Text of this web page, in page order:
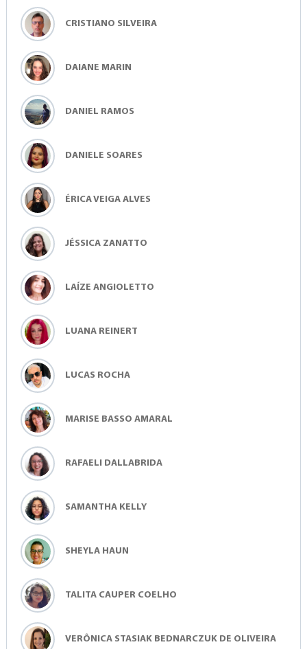
CRISTIANO SILVEIRA
DAIANE MARIN
DANIEL RAMOS
DANIELE SOARES
ÉRICA VEIGA ALVES
JÉSSICA ZANATTO
LAÍZE ANGIOLETTO
LUANA REINERT
LUCAS ROCHA
MARISE BASSO AMARAL
RAFAELI DALLABRIDA
SAMANTHA KELLY
SHEYLA HAUN
TALITA CAUPER COELHO
VERÔNICA STASIAK BEDNARCZUK DE OLIVEIRA